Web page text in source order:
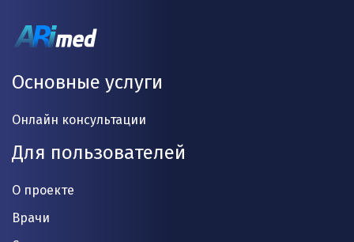
Основные услуги
Онлайн консультации
Для пользователей
О проекте
Врачи